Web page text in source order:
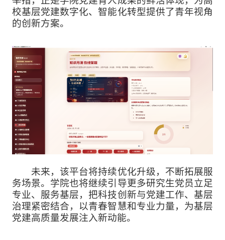
校基层党建数字化、智能化转型提供了青年视角
的创新方案。
未来，该平台将持续优化升级，不断拓展服
务场景。学院也将继续引导更多研究生党员立足
专业、服务基层，把科技创新与党建工作、基层
治理紧密结合，以青春智慧和专业力量，为基层
党建高质量发展注入新动能。